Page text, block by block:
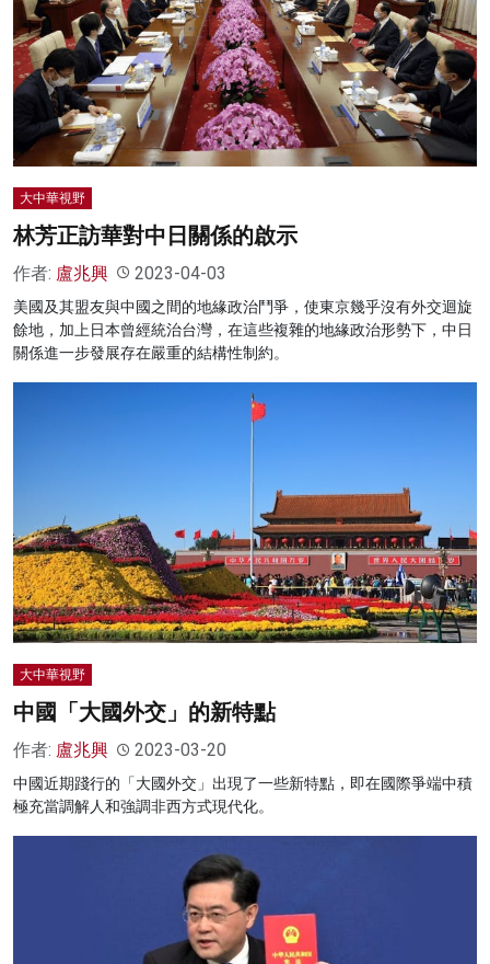
大中華視野
林芳正訪華對中日關係的啟示
作者: 盧兆興 2023-04-03
美國及其盟友與中國之間的地緣政治鬥爭，使東京幾乎沒有外交迴旋
餘地，加上日本曾經統治台灣，在這些複雜的地緣政治形勢下，中日
關係進一步發展存在嚴重的結構性制約。
大中華視野
中國「大國外交」的新特點
作者: 盧兆興 2023-03-20
中國近期踐行的「大國外交」出現了一些新特點，即在國際爭端中積
極充當調解人和強調非西方式現代化。